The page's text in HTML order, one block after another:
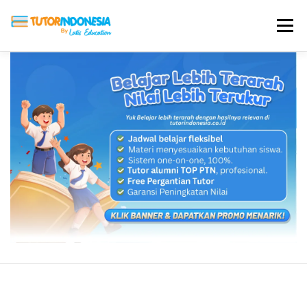
Menu
ABOUT US JADI PENGAJAR
BIAYA LES TESTIMONI PROFIL ALUMNI
BLOG DAFTAR SEKOLAH